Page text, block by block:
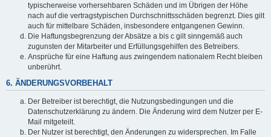
typischerweise vorhersehbaren Schäden und im Übrigen der Höhe
nach auf die vertragstypischen Durchschnittsschäden begrenzt. Dies gilt
auch für mittelbare Schäden, insbesondere entgangenen Gewinn.
Die Haftungsbegrenzung der Absätze a bis c gilt sinngemäß auch
zugunsten der Mitarbeiter und Erfüllungsgehilfen des Betreibers.
Ansprüche für eine Haftung aus zwingendem nationalem Recht bleiben
unberührt.
6. ÄNDERUNGSVORBEHALT
Der Betreiber ist berechtigt, die Nutzungsbedingungen und die
Datenschutzerklärung zu ändern. Die Änderung wird dem Nutzer per E-
Mail mitgeteilt.
Der Nutzer ist berechtigt, den Änderungen zu widersprechen. Im Falle